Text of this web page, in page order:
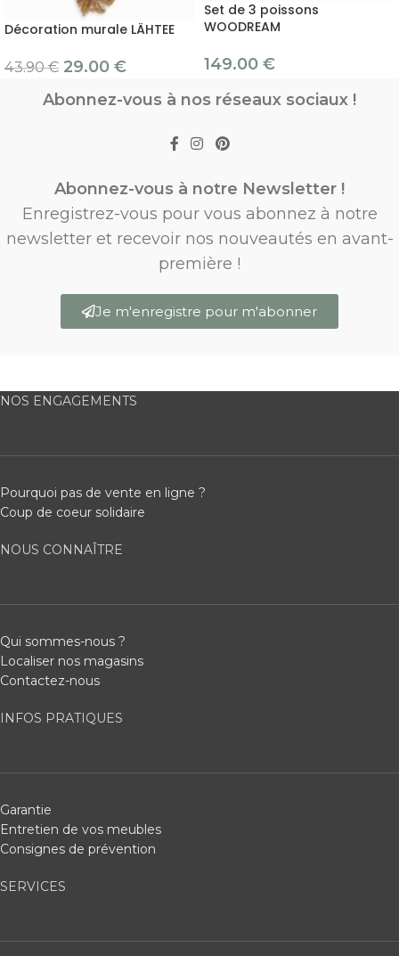
Décoration murale LÄHTEE
43.90€ 29.00 €
Set de 3 poissons
WOODREAM
149.00 €
Abonnez-vous à nos réseaux sociaux !
Abonnez-vous à notre Newsletter !
Enregistrez-vous pour vous abonnez à notre
newsletter et recevoir nos nouveautés en avant-
première !
Je m'enregistre pour m'abonner
NOS ENGAGEMENTS
Pourquoi pas de vente en ligne ?
Coup de coeur solidaire
NOUS CONNAÎTRE
Qui sommes-nous ?
Localiser nos magasins
Contactez-nous
INFOS PRATIQUES
Garantie
Entretien de vos meubles
Consignes de prévention
SERVICES